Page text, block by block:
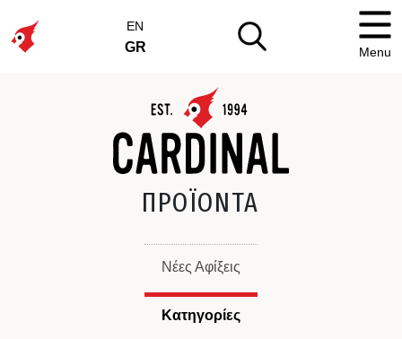
EN
GR Menu
ΠΡΟΪΟΝΤΑ
Νέες Αφίξεις
Κατηγορίες